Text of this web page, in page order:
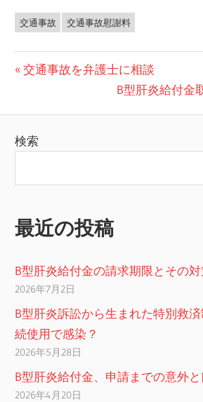
交通事故 交通事故慰謝料
投
ビ
ゲ
シ
ョ
ン
前
交通事故を弁護士に相談
次
稿:
B型肝炎給付金
検索
最近の投稿
B型肝炎給付金の請求期限とその対
2026年7月2日
B型肝炎訴訟から生まれた特別救
続使用で感染？
2026年5月28日
B型肝炎給付金、申請までの意外
2026年4月20日